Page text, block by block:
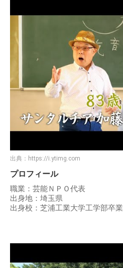
出典： https://i.ytimg.com
プロフィール
職業：芸能ＮＰＯ代表
出身地：埼玉県
出身校：芝浦工業大学工学部卒業